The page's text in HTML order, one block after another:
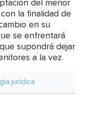
del menor
la finalidad de
en su
se enfrentará
supondrá dejar
a la vez.
jurídica